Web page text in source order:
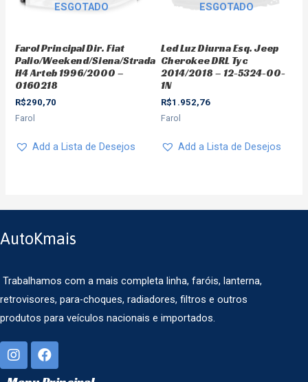
ESGOTADO
Farol Principal Dir. Fiat
Palio/Weekend/Siena/Strada
H4 Arteb 1996/2000 –
0160218
R$290,70
Farol
Add a Lista de Desejos
ESGOTADO
Led Luz Diurna Esq. Jeep
Cherokee DRL Tyc
2014/2018 – 12-5324-00-
1N
R$1.952,76
Farol
Add a Lista de Desejos
AutoKmais
Trabalhamos com a mais completa linha, faróis, lanterna,
retrovisores, para-choques, radiadores, filtros e outros
produtos para veículos nacionais e importados.